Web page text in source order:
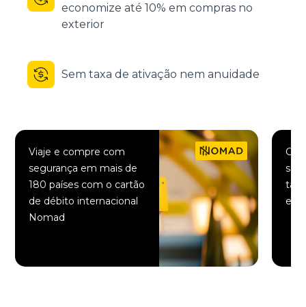
economize até 10% em compras no
exterior
Sem taxa de ativação nem anuidade
Viaje e compre com
segurança em mais de
180 países com o cartão
de débito internacional
Nomad